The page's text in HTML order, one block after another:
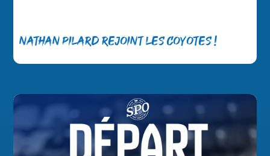
Nathan Pilard rejoint les Coyotes !